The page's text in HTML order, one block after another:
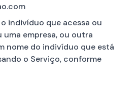
indivíduo que acessa ou
uma empresa, ou outra
nome do indivíduo que está
o Serviço, conforme